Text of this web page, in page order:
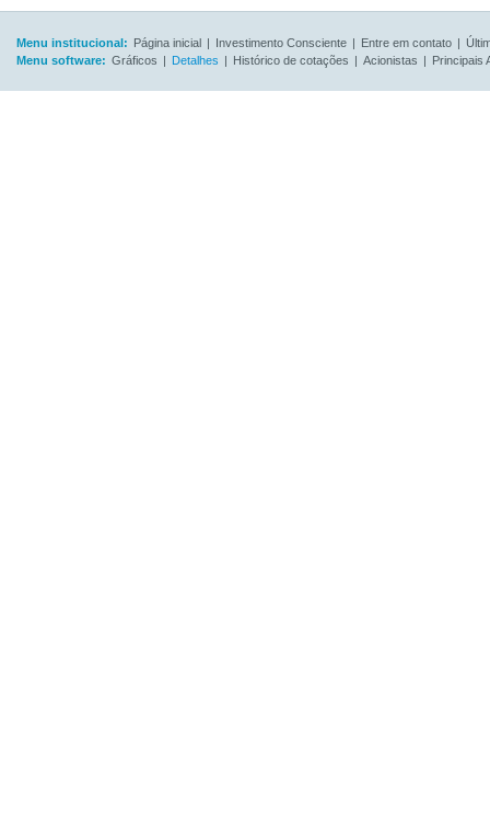
Menu institucional: Página inicial | Investimento Consciente | Entre em contato |
Menu software: Gráficos | Detalhes | Histórico de cotações | Acionistas | Principais